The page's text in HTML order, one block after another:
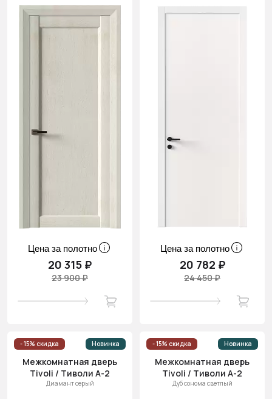
Цена за полотно
20 315 ₽
23 900 ₽
Цена за полотно
20 782 ₽
24 450 ₽
- 15% скидка Новинка
Межкомнатная дверь
Tivoli / Тиволи А-2
Диамант серый
- 15% скидка Новинка
Межкомнатная дверь
Tivoli / Тиволи А-2
Дуб сонома светлый